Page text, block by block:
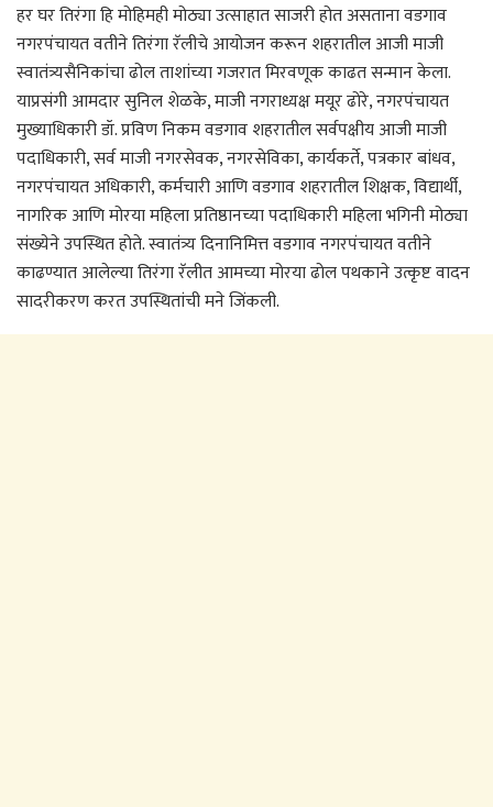
हर घर तिरंगा हि मोहिमही मोठ्या उत्साहात साजरी होत असताना वडगाव
नगरपंचायत वतीने तिरंगा रॅलीचे आयोजन करून शहरातील आजी माजी
स्वातंत्र्यसैनिकांचा ढोल ताशांच्या गजरात मिरवणूक काढत सन्मान केला.
याप्रसंगी आमदार सुनिल शेळके, माजी नगराध्यक्ष मयूर ढोरे, नगरपंचायत
मुख्याधिकारी डॉ. प्रविण निकम वडगाव शहरातील सर्वपक्षीय आजी माजी
पदाधिकारी, सर्व माजी नगरसेवक, नगरसेविका, कार्यकर्ते, पत्रकार बांधव,
नगरपंचायत अधिकारी, कर्मचारी आणि वडगाव शहरातील शिक्षक, विद्यार्थी,
नागरिक आणि मोरया महिला प्रतिष्ठानच्या पदाधिकारी महिला भगिनी मोठ्या
संख्येने उपस्थित होते. स्वातंत्र्य दिनानिमित्त वडगाव नगरपंचायत वतीने
काढण्यात आलेल्या तिरंगा रॅलीत आमच्या मोरया ढोल पथकाने उत्कृष्ट वादन
सादरीकरण करत उपस्थितांची मने जिंकली.